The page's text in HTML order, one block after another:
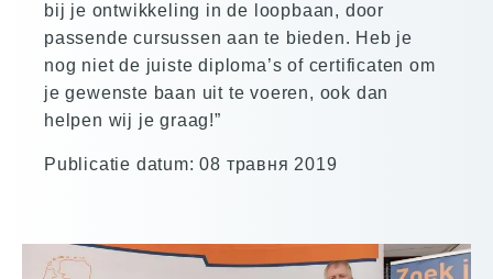
bij je ontwikkeling in de loopbaan, door
passende cursussen aan te bieden. Heb je
nog niet de juiste diploma’s of certificaten om
je gewenste baan uit te voeren, ook dan
helpen wij je graag!”
Publicatie datum: 08 травня 2019